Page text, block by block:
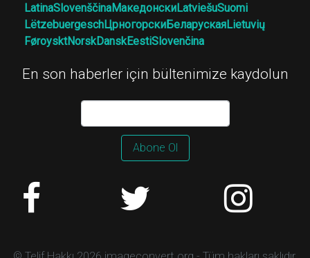
LatinaSlovenščinaМакедонскиLatviešuSuomi
LëtzebuergeschЦрногорскиБеларускаяLietuvių
FøroysktNorskDanskEestiSlovenčina
En son haberler için bültenimize kaydolun
Abone Ol